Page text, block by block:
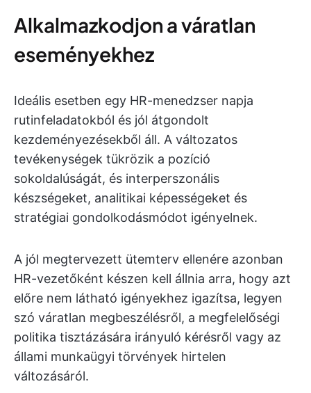
Alkalmazkodjon a váratlan
eseményekhez
Ideális esetben egy HR-menedzser napja
rutinfeladatokból és jól átgondolt
kezdeményezésekből áll. A változatos
tevékenységek tükrözik a pozíció
sokoldalúságát, és interperszonális
készségeket, analitikai képességeket és
stratégiai gondolkodásmódot igényelnek.
A jól megtervezett ütemterv ellenére azonban
HR-vezetőként készen kell állnia arra, hogy azt
előre nem látható igényekhez igazítsa, legyen
szó váratlan megbeszélésről, a megfelelőségi
politika tisztázására irányuló kérésről vagy az
állami munkaügyi törvények hirtelen
változásáról.